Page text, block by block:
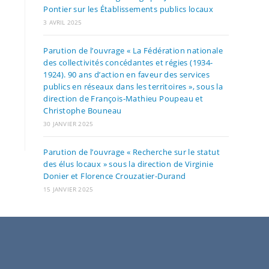
Pontier sur les Établissements publics locaux
3 AVRIL 2025
Parution de l’ouvrage « La Fédération nationale
des collectivités concédantes et régies (1934-
1924). 90 ans d’action en faveur des services
publics en réseaux dans les territoires », sous la
direction de François-Mathieu Poupeau et
Christophe Bouneau
30 JANVIER 2025
Parution de l’ouvrage « Recherche sur le statut
des élus locaux » sous la direction de Virginie
Donier et Florence Crouzatier-Durand
15 JANVIER 2025